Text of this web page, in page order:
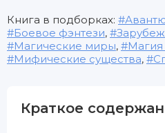
Книга в подборках:
Боевое фэнтези,
Магические миры, Магия
Мифические существа,
Краткое